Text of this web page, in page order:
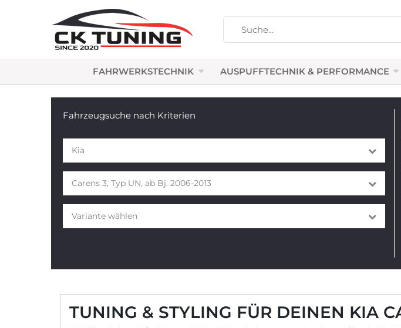
FAHRWERKSTECHNIK AUSPUFFTECHNIK & PERFORMANCE
Fahrzeugsuche nach Kriterien
Kia
Carens 3, Typ UN, ab Bj. 2006-2013
Variante wählen
TUNING & STYLING FÜR DEINEN KIA